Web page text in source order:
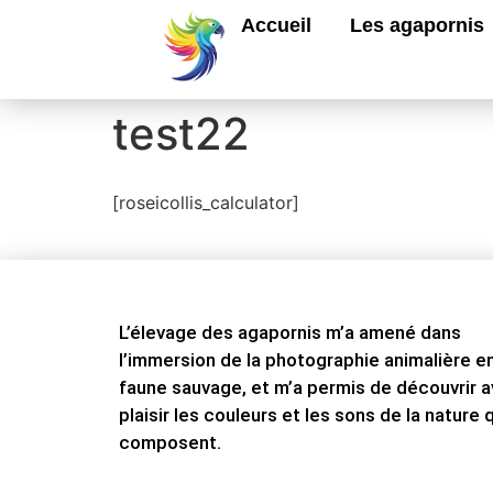
Accueil Les agapornis
test22
[roseicollis_calculator]
L’élevage des agapornis m’a amené dans
l’immersion de la photographie animalière
faune sauvage, et m’a permis de découvrir
plaisir les couleurs et les sons de la nature
composent.